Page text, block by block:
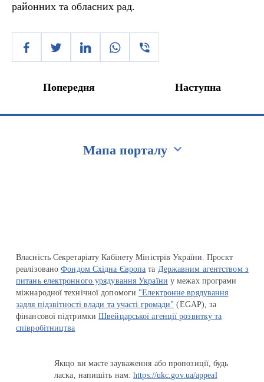
районних та обласних рад.
Попередня Наступна
Мапа порталу
Власність Секретаріату Кабінету Міністрів України. Проєкт
реалізованоФондом Східна Європа та Державним агентством з
питань електронного урядування України у межах програми
міжнародної технічної допомоги "Електронне врядування
задля підзвітності влади та участі громади" (EGAP), за
фінансової підтримкиШвейцарської агенції розвитку та
співробітництва
Якщо ви маєте зауваження або пропозиції, будь
ласка, напишіть нам:https://ukc.gov.ua/appeal